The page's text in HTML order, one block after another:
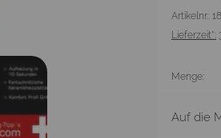
Artikelnr.:
Lieferzeit*:
Menge:
Auf die